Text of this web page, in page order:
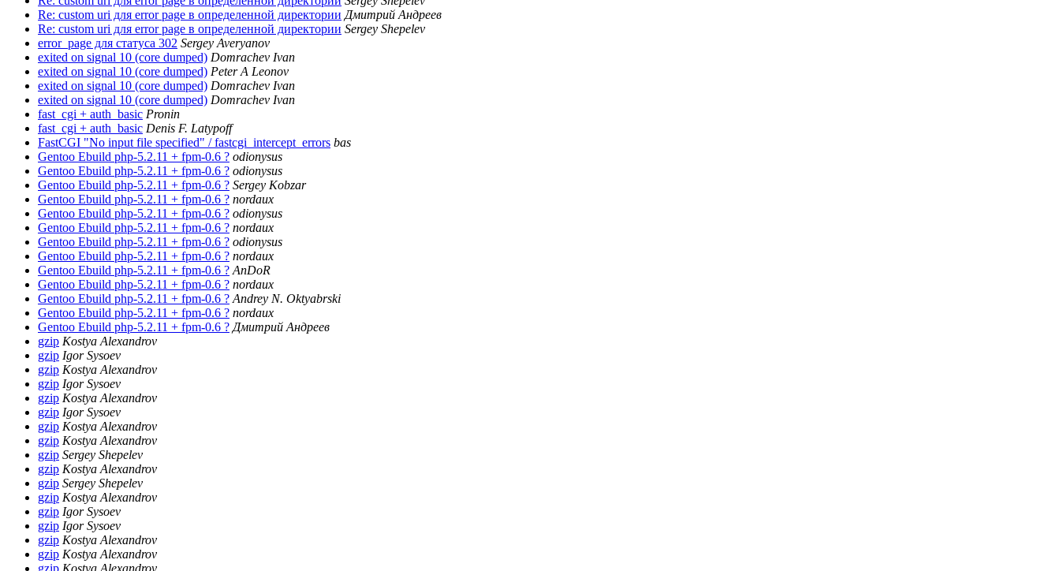
Re: custom uri для error page в определенной директории Дмитрий Андреев
Re: custom uri для error page в определенной директории Sergey Shepelev
error_page для статуса 302 Sergey Averyanov
exited on signal 10 (core dumped) Domrachev Ivan
exited on signal 10 (core dumped) Peter A Leonov
exited on signal 10 (core dumped) Domrachev Ivan
exited on signal 10 (core dumped) Domrachev Ivan
fast_cgi + auth_basic Pronin
fast_cgi + auth_basic Denis F. Latypoff
FastCGI "No input file specified" / fastcgi_intercept_errors bas
Gentoo Ebuild php-5.2.11 + fpm-0.6 ? odionysus
Gentoo Ebuild php-5.2.11 + fpm-0.6 ? odionysus
Gentoo Ebuild php-5.2.11 + fpm-0.6 ? Sergey Kobzar
Gentoo Ebuild php-5.2.11 + fpm-0.6 ? nordaux
Gentoo Ebuild php-5.2.11 + fpm-0.6 ? odionysus
Gentoo Ebuild php-5.2.11 + fpm-0.6 ? nordaux
Gentoo Ebuild php-5.2.11 + fpm-0.6 ? odionysus
Gentoo Ebuild php-5.2.11 + fpm-0.6 ? nordaux
Gentoo Ebuild php-5.2.11 + fpm-0.6 ? AnDoR
Gentoo Ebuild php-5.2.11 + fpm-0.6 ? nordaux
Gentoo Ebuild php-5.2.11 + fpm-0.6 ? Andrey N. Oktyabrski
Gentoo Ebuild php-5.2.11 + fpm-0.6 ? nordaux
Gentoo Ebuild php-5.2.11 + fpm-0.6 ? Дмитрий Андреев
gzip Kostya Alexandrov
gzip Igor Sysoev
gzip Kostya Alexandrov
gzip Igor Sysoev
gzip Kostya Alexandrov
gzip Igor Sysoev
gzip Kostya Alexandrov
gzip Kostya Alexandrov
gzip Sergey Shepelev
gzip Kostya Alexandrov
gzip Sergey Shepelev
gzip Kostya Alexandrov
gzip Igor Sysoev
gzip Igor Sysoev
gzip Kostya Alexandrov
gzip Kostya Alexandrov